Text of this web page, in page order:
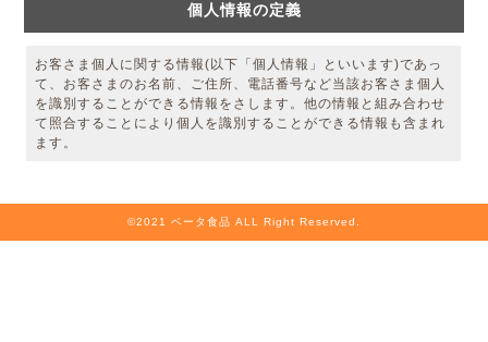
個人情報の定義
お客さま個人に関する情報(以下「個人情報」といいます)であっ
て、お客さまのお名前、ご住所、電話番号など当該お客さま個人
を識別することができる情報をさします。他の情報と組み合わせ
て照合することにより個人を識別することができる情報も含まれ
ます。
©2021 ベータ⾷品 ALL Right Reserved.